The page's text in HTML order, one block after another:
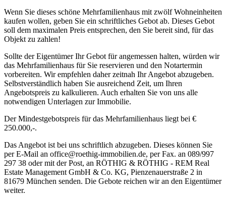
Wenn Sie dieses schöne Mehrfamilienhaus mit zwölf Wohneinheiten
kaufen wollen, geben Sie ein schriftliches Gebot ab. Dieses Gebot
soll dem maximalen Preis entsprechen, den Sie bereit sind, für das
Objekt zu zahlen!
Sollte der Eigentümer Ihr Gebot für angemessen halten, würden wir
das Mehrfamilienhaus für Sie reservieren und den Notartermin
vorbereiten. Wir empfehlen daher zeitnah Ihr Angebot abzugeben.
Selbstverständlich haben Sie ausreichend Zeit, um Ihren
Angebotspreis zu kalkulieren. Auch erhalten Sie von uns alle
notwendigen Unterlagen zur Immobilie.
Der Mindestgebotspreis für das Mehrfamilienhaus liegt bei €
250.000,-.
Das Angebot ist bei uns schriftlich abzugeben. Dieses können Sie
per E-Mail an office@roethig-immobilien.de, per Fax. an 089/997
297 38 oder mit der Post, an RÖTHIG & RÖTHIG - REM Real
Estate Management GmbH & Co. KG, Pienzenauerstraße 2 in
81679 München senden. Die Gebote reichen wir an den Eigentümer
weiter.